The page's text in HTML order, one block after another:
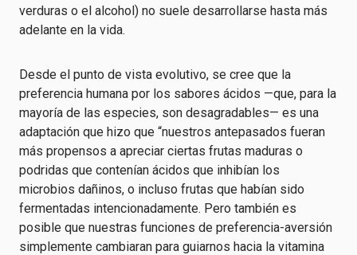
verduras o el alcohol) no suele desarrollarse hasta más
adelante en la vida.
Desde el punto de vista evolutivo, se cree que la
preferencia humana por los sabores ácidos —que, para la
mayoría de las especies, son desagradables— es una
adaptación que hizo que “nuestros antepasados fueran
más propensos a apreciar ciertas frutas maduras o
podridas que contenían ácidos que inhibían los
microbios dañinos, o incluso frutas que habían sido
fermentadas intencionadamente. Pero también es
posible que nuestras funciones de preferencia-aversión
simplemente cambiaran para guiarnos hacia la vitamina